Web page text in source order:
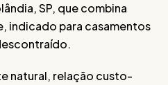
SP, que combina
indicado para casamentos
natural, relação custo-